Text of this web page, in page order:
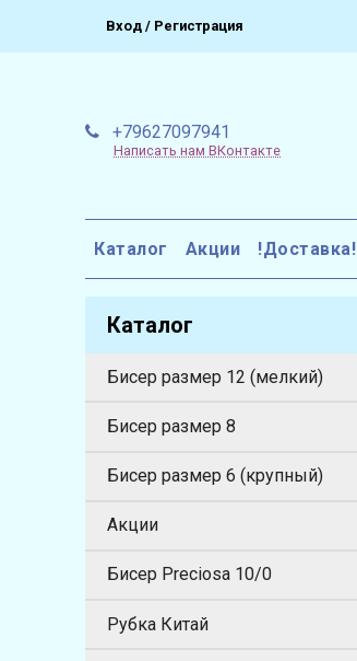
Вход / Регистрация
+79627097941
Написать нам ВКонтакте
Каталог Акции !Доставка!
Каталог
Бисер размер 12 (мелкий)
Бисер размер 8
Бисер размер 6 (крупный)
Акции
Бисер Preciosa 10/0
Рубка Китай